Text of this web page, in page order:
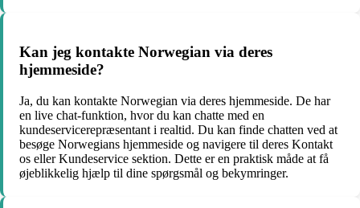
Kan jeg kontakte Norwegian via deres
hjemmeside?
Ja, du kan kontakte Norwegian via deres hjemmeside. De har
en live chat-funktion, hvor du kan chatte med en
kundeservicerepræsentant i realtid. Du kan finde chatten ved at
besøge Norwegians hjemmeside og navigere til deres Kontakt
os eller Kundeservice sektion. Dette er en praktisk måde at få
øjeblikkelig hjælp til dine spørgsmål og bekymringer.